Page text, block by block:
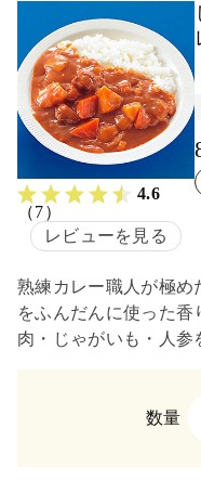
4.6
（7）
レビューを見る
熟練カレー職人が極め
をふんだんに使った
肉・じゃがいも・人参
数量